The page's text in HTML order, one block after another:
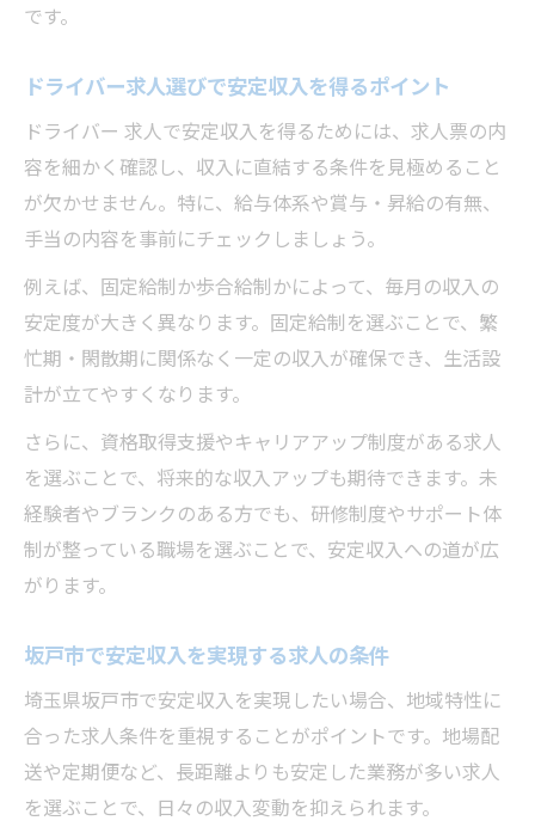
です。
ドライバー求人選びで安定収入を得るポイント
ドライバー 求人で安定収入を得るためには、求人票の内
容を細かく確認し、収入に直結する条件を見極めること
が欠かせません。特に、給与体系や賞与・昇給の有無、
手当の内容を事前にチェックしましょう。
例えば、固定給制か歩合給制かによって、毎月の収入の
安定度が大きく異なります。固定給制を選ぶことで、繁
忙期・閑散期に関係なく一定の収入が確保でき、生活設
計が立てやすくなります。
さらに、資格取得支援やキャリアアップ制度がある求人
を選ぶことで、将来的な収入アップも期待できます。未
経験者やブランクのある方でも、研修制度やサポート体
制が整っている職場を選ぶことで、安定収入への道が広
がります。
坂戸市で安定収入を実現する求人の条件
埼玉県坂戸市で安定収入を実現したい場合、地域特性に
合った求人条件を重視することがポイントです。地場配
送や定期便など、長距離よりも安定した業務が多い求人
を選ぶことで、日々の収入変動を抑えられます。